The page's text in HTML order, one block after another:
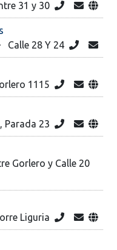
31 y 30
Calle 28 Y 24
1115
Parada 23
Gorlero y Calle 20
Liguria